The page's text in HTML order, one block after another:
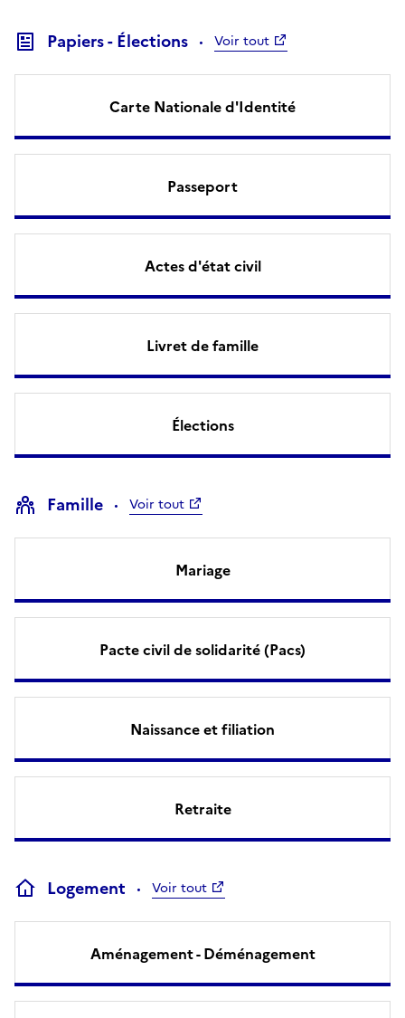
Papiers - Élections Voir tout
Carte Nationale d'Identité
Passeport
Actes d'état civil
Livret de famille
Élections
Famille Voir tout
Mariage
Pacte civil de solidarité (Pacs)
Naissance et filiation
Retraite
Logement Voir tout
Aménagement - Déménagement